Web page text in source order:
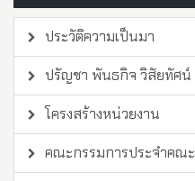
ประวัติความเป็นมา
ปรัญชา พันธกิจ วิสัยทัศน์
โครงสร้างหน่วยงาน
คณะกรรมการประจำคณะ